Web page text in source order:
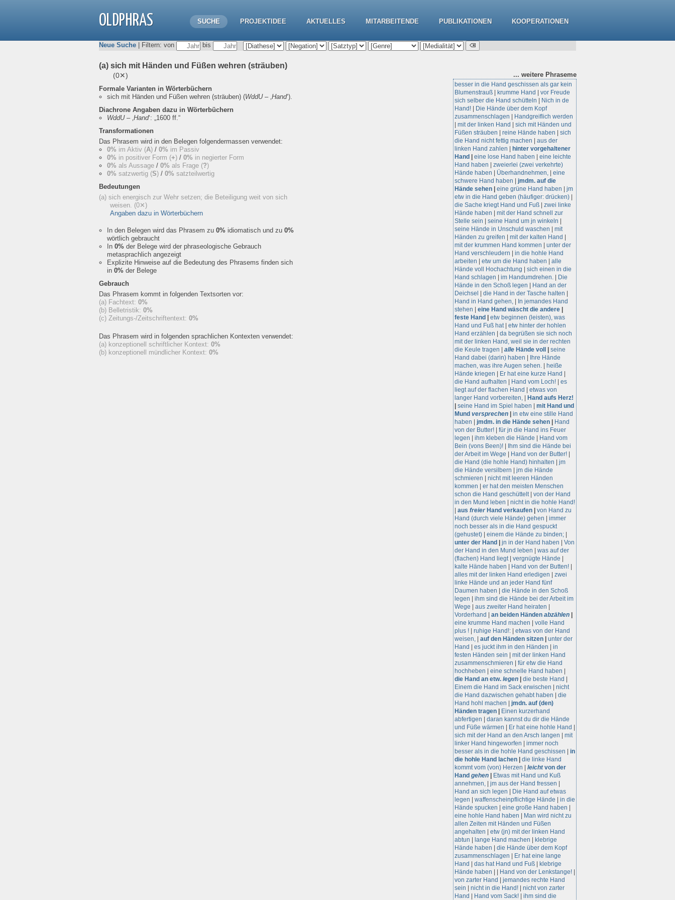
OLDPHRAS SUCHE PROJEKTIDEE AKTUELLES MITARBEITENDE PUBLIKATIONEN KOOPERATIONEN
Neue Suche | Filtern: von bis
(a) sich mit Händen und Füßen wehren (sträuben)
(0✕)
Formale Varianten in Wörterbüchern
sich mit Händen und Füßen wehren (sträuben) (WddU– ‚Hand‘).
Diachrone Angaben dazu in Wörterbüchern
WddU– ‚Hand‘: „1600 ff.“
Transformationen
Das Phrasem wird in den Belegen folgendermassen verwendet:
0% im Aktiv (A) / 0% im Passiv
0% in positiver Form (+) / 0% in negierter Form
0% als Aussage / 0% als Frage (?)
0% satzwertig (S) / 0% satzteilwertig
Bedeutungen
(a) sich energisch zur Wehr setzen; die Beteiligung weit von sich
weisen. (0✕)
Angaben dazu in Wörterbüchern
In den Belegen wird das Phrasem zu 0% idiomatisch und zu 0%
wörtlich gebraucht
In 0% der Belege wird der phraseologische Gebrauch
metasprachlich angezeigt
Explizite Hinweise auf die Bedeutung des Phrasems finden sich
in 0% der Belege
Gebrauch
Das Phrasem kommt in folgenden Textsorten vor:
(a) Fachtext: 0%
(b) Belletristik: 0%
(c) Zeitungs-/Zeitschriftentext: 0%
Das Phrasem wird in folgenden sprachlichen Kontexten verwendet:
(a) konzeptionell schriftlicher Kontext: 0%
(b) konzeptionell mündlicher Kontext: 0%
... weitere Phraseme
besser in die Hand geschissen als gar kein
Blumenstrauß
krumme Hand
vor Freude
sich selber die Hand schütteln
Nich in de
Hand!
Die Hände über dem Kopf
zusammenschlagen
Handgreiflich werden
mit der linken Hand
sich mit Händen und
Füßen sträuben
reine Hände haben
sich
die Hand nicht fettig machen
aus der
linken Hand zahlen
hinter vorgehaltener
Hand
eine lose Hand haben
eine leichte
Hand haben
zweierlei (zwei verkehrte)
Hände haben
Überhandnehmen,
eine
schwere Hand haben
jmdm. auf die
Hände sehen
eine grüne Hand haben
jm
etw in die Hand geben (häufiger: drücken)
die Sache kriegt Hand und Fuß
zwei linke
Hände haben
mit der Hand schnell zur
Stelle sein
seine Hand um jn winkeln
seine Hände in Unschuld waschen
mit
Händen zu greifen
mit der kalten Hand
mit der krummen Hand kommen
unter der
Hand verschleudern
in die hohle Hand
arbeiten
etw um die Hand haben
alle
Hände voll Hochachtung
sich einen in die
Hand schlagen
im Handumdrehen.
Die
Hände in den Schoß legen
Hand an der
Deichsel
die Hand in der Tasche halten
Hand in Hand gehen,
In jemandes Hand
stehen
eine Hand wäscht die andere
feste Hand
etw beginnen (leisten), was
Hand und Fuß hat| etw hinter der hohlen
Hand erzählen
da begrüßen sie sich noch
mit der linken Hand, weil sie in der rechten
die Keule tragen
alle Hände voll
seine
Hand dabei (darin) haben
Ihre Hände
machen, was ihre Augen sehen.
heiße
Hände kriegen
Er hat eine kurze Hand
die Hand aufhalten
Hand vom Loch!
es
liegt auf der flachen Hand
etwas von
langer Hand vorbereiten,
Hand aufs Herz!
seine Hand im Spiel haben
mit Hand und
Mund versprechen
in etw eine stille Hand
haben
jmdm. in die Hände sehen
Hand
von der Butter!
für jn die Hand ins Feuer
legen
ihm kleben die Hände
Hand vom
Bein (vons Been)!
Ihm sind die Hände bei
der Arbeit im Wege
Hand von der Butter!
die Hand (die hohle Hand) hinhalten
jm
die Hände versilbern
jm die Hände
schmieren
nicht mit leeren Händen
kommen
er hat den meisten Menschen
schon die Hand geschüttelt| von der Hand
in den Mund leben
nicht in die hohle Hand!
aus freier Hand verkaufen
von Hand zu
Hand (durch viele Hände) gehen
immer
noch besser als in die Hand gespuckt
(gehustet)
einem die Hände zu binden;
unter der Hand
jn in der Hand haben
Von
der Hand in den Mund leben
was auf der
(flachen) Hand liegt| vergnügte Hände
kalte Hände haben
Hand von der Butten!
alles mit der linken Hand erledigen
zwei
linke Hände und an jeder Hand fünf
Daumen haben
die Hände in den Schoß
legen
ihm sind die Hände bei der Arbeit im
Wege
aus zweiter Hand heiraten
Vorderhand
an beiden Händen abzählen
eine krumme Hand machen
volle Hand
plus !
ruhige Hand!:
etwas von der Hand
weisen,
auf den Händen sitzen
unter der
Hand
es juckt ihm in den Händen
in
festen Händen sein
mit der linken Hand
zusammenschmieren
für etw die Hand
hochheben
eine schnelle Hand haben
die Hand an etw. legen die beste Hand
Einem die Hand im Sack erwischen
nicht
die Hand dazwischen gehabt haben
die
Hand hohl machen
jmdn. auf (den)
Händen tragen
Einen kurzerhand
abfertigen
daran kannst du dir die Hände
und Füße wärmen
Er hat eine hohle Hand
sich mit der Hand an den Arsch langen
mit
linker Hand hingeworfen
immer noch
besser als in die hohle Hand geschissen
in
die hohle Hand lachen
die linke Hand
kommt vom (von) Herzen
leichtvon der
Hand gehen
Etwas mit Hand und Kuß
annehmen,
jm aus der Hand fressen
Hand an sich legen
Die Hand auf etwas
legen
waffenscheinpflichtige Hände
in die
Hände spucken
eine große Hand haben
eine hohle Hand haben
Man wird nicht zu
allen Zeiten mit Händen und Füßen
angehalten
etw (jn) mit der linken Hand
abtun
lange Hand machen
klebrige
Hände haben
die Hände über dem Kopf
zusammenschlagen
Er hat eine lange
Hand
das hat Hand und Fuß
klebrige
Hände haben
Hand von der Lenkstange!
von zarter Hand
jemandes rechte Hand
sein
nicht in die Hand!
nicht von zarter
Hand
Hand vom Sack! ihm sind die